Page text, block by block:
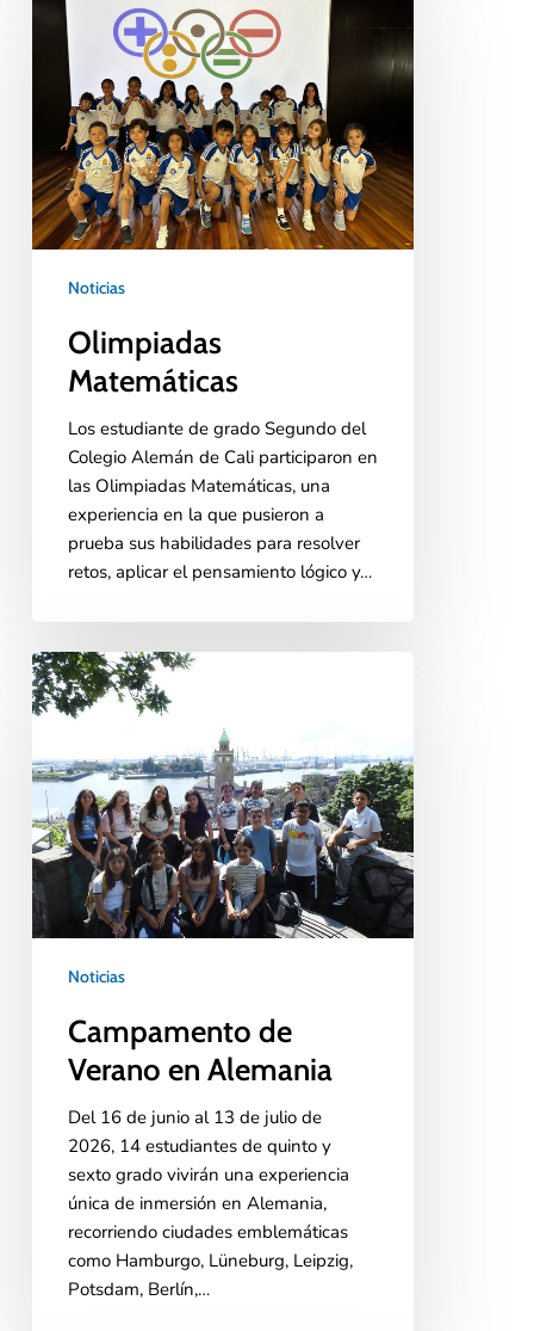
Noticias
Olimpiadas
Matemáticas
Los estudiante de grado Segundo del
Colegio Alemán de Cali participaron en
las Olimpiadas Matemáticas, una
experiencia en la que pusieron a
prueba sus habilidades para resolver
retos, aplicar el pensamiento lógico y…
Noticias
Campamento de
Verano en Alemania
Del 16 de junio al 13 de julio de
2026, 14 estudiantes de quinto y
sexto grado vivirán una experiencia
única de inmersión en Alemania,
recorriendo ciudades emblemáticas
como Hamburgo, Lüneburg, Leipzig,
Potsdam, Berlín,…